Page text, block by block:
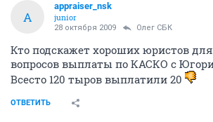
A
appraiser_nsk
junior
28 октября 2009 Олег СБК
Кто подскажет хороших юристов
вопросов выплаты по КАСКО с
Всесто 120 тыров выплатили 20
ОТВЕТИТЬ